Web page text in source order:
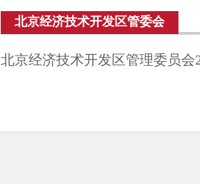
北京经济技术开发区管委会
北京经济技术开发区管理委员